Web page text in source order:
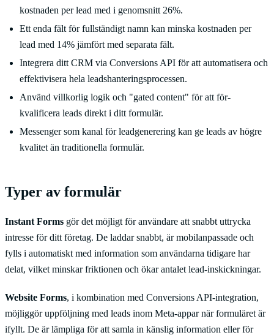
kostnaden per lead med i genomsnitt 26%.
Ett enda fält för fullständigt namn kan minska kostnaden per
lead med 14% jämfört med separata fält.
Integrera ditt CRM via Conversions API för att automatisera och
effektivisera hela leadshanteringsprocessen.
Använd villkorlig logik och "gated content" för att för-
kvalificera leads direkt i ditt formulär.
Messenger som kanal för leadgenerering kan ge leads av högre
kvalitet än traditionella formulär.
Typer av formulär
Instant Forms gör det möjligt för användare att snabbt uttrycka
intresse för ditt företag. De laddar snabbt, är mobilanpassade och
fylls i automatiskt med information som användarna tidigare har
delat, vilket minskar friktionen och ökar antalet lead-inskickningar.
Website Forms, i kombination med Conversions API-integration,
möjliggör uppföljning med leads inom Meta-appar när formuläret är
ifyllt. De är lämpliga för att samla in känslig information eller för